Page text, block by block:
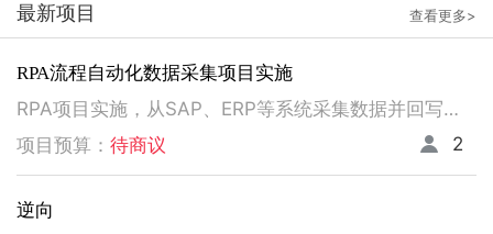
最新项目 查看更多>
RPA流程自动化数据采集项目实施
RPA项目实施，从SAP、ERP等系统采集数据并回写。请注意以下要求，不符合者请勿扰！ 1、熟悉掌握国内主流RPA设计实施，如弘玑、来也、艺赛旗等产品； 2、有大中型企业RPA流程设计、实施项目经验； 3、非远程、需要现场实施！！！！！！！
项目预算： 待商议 2
逆向